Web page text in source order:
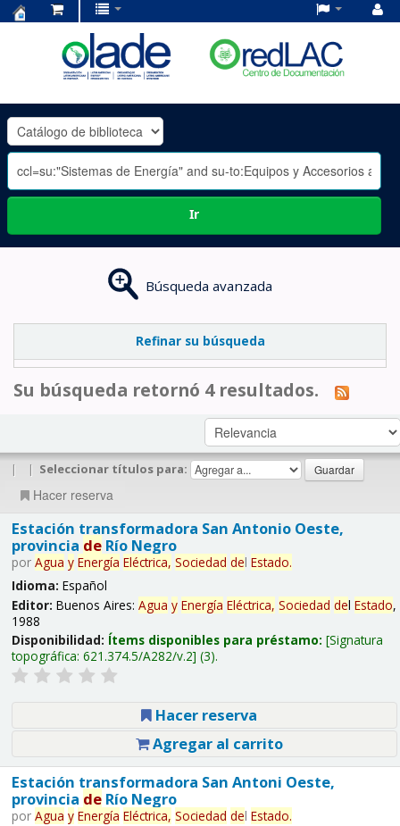
OLADE
-
Ir
Búsqueda avanzada
Refinar su búsqueda
Su búsqueda retornó 4 resultados.
| | Seleccionar títulos para:
Hacer reserva
Estación transformadora San Antonio Oeste,
provincia deRío Negro
por Agua y Energía Eléctrica, Sociedad del Estado.
Idioma: Español
Editor: Buenos Aires: Agua y Energía Eléctrica, Sociedad del Estado,
1988
Disponibilidad: Ítems disponibles para préstamo: Signatura
topográfica: 621.374.5/A282/v.2 (3).
Hacer reserva
Agregar al carrito
Estación transformadora San Antoni Oeste,
provincia deRío Negro
por Agua y Energía Eléctrica, Sociedad del Estado.